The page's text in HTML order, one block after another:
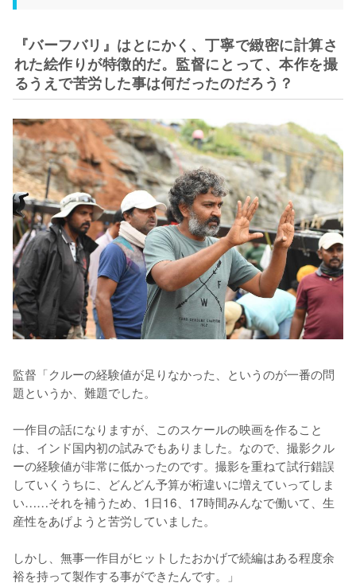
『バーフバリ』はとにかく、丁寧で緻密に計算さ
れた絵作りが特徴的だ。監督にとって、本作を撮
るうえで苦労した事は何だったのだろう？
監督「クルーの経験値が足りなかった、というのが一番の問
題というか、難題でした。
一作目の話になりますが、このスケールの映画を作ること
は、インド国内初の試みでもありました。なので、撮影クル
ーの経験値が非常に低かったのです。撮影を重ねて試行錯誤
していくうちに、どんどん予算が桁違いに増えていってしま
い……それを補うため、1日16、17時間みんなで働いて、生
産性をあげようと苦労していました。
しかし、無事一作目がヒットしたおかげで続編はある程度余
裕を持って製作する事ができたんです。」